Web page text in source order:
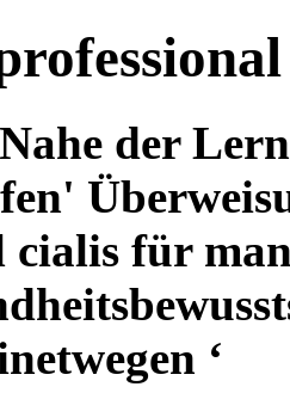
Nahe der
cialis für
‘